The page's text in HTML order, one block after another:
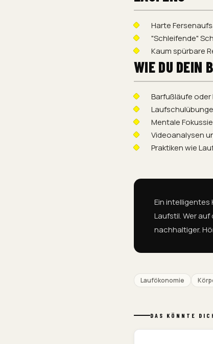
Harte
"Schleifende"
Kaum spürbare
WIE DU DEIN
Barfußläufe
Mentale
Videoanalysen
Praktiken wie
Ein
Laufstil. Wer
nachhaltiger.
Laufökonomie
DAS KÖNNTE